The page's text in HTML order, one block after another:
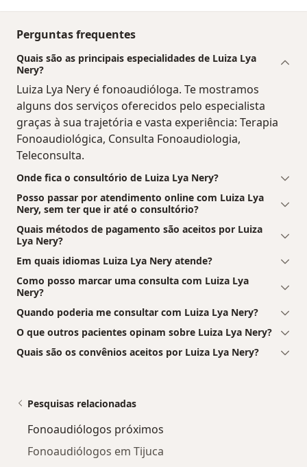
Perguntas frequentes
Quais são as principais especialidades de Luiza Lya
Nery?
Luiza Lya Nery é fonoaudióloga. Te mostramos
alguns dos serviços oferecidos pelo especialista
graças à sua trajetória e vasta experiência: Terapia
Fonoaudiológica, Consulta Fonoaudiologia,
Teleconsulta.
Onde fica o consultório de Luiza Lya Nery?
Posso passar por atendimento online com Luiza Lya
Nery, sem ter que ir até o consultório?
Quais métodos de pagamento são aceitos por Luiza
Lya Nery?
Em quais idiomas Luiza Lya Nery atende?
Como posso marcar uma consulta com Luiza Lya
Nery?
Quando poderia me consultar com Luiza Lya Nery?
O que outros pacientes opinam sobre Luiza Lya Nery?
Quais são os convênios aceitos por Luiza Lya Nery?
Pesquisas relacionadas
Fonoaudiólogos próximos
Fonoaudiólogos em Tijuca